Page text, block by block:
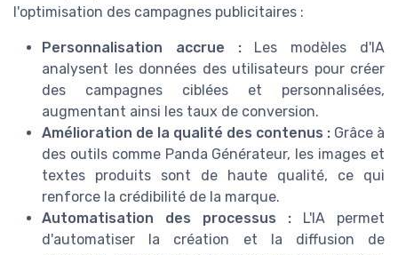
l'optimisation des campagnes publicitaires :
Personnalisation accrue :Les modèles d'IA
analysent les données des utilisateurs pour créer
des campagnes ciblées et personnalisées,
augmentant ainsi les taux de conversion.
Amélioration de la qualité des contenus : Grâce à
des outils comme Panda Générateur, les images et
textes produits sont de haute qualité, ce qui
renforce la crédibilité de la marque.
Automatisation des processus : L'IA permet
d'automatiser la création et la diffusion de